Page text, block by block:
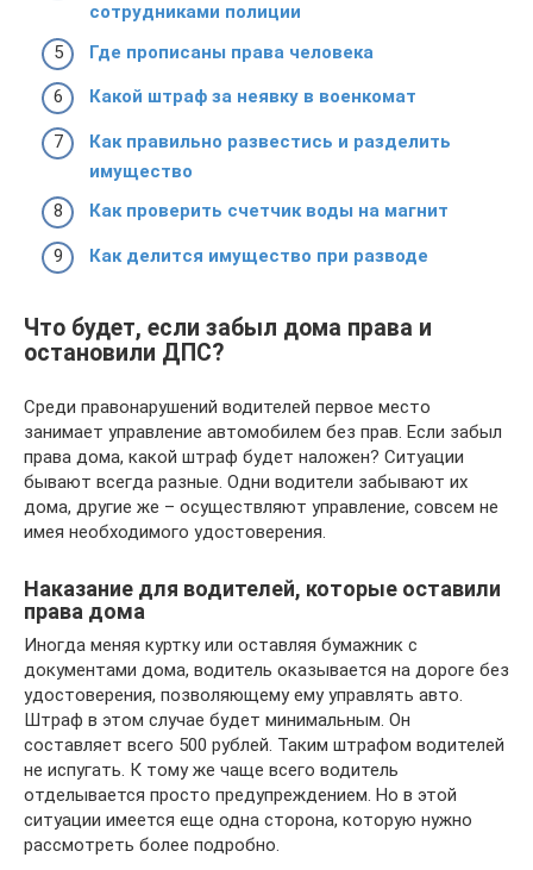
сотрудниками полиции
Где прописаны права человека
Какой штраф за неявку в военкомат
Как правильно развестись и разделить
имущество
Как проверить счетчик воды на магнит
Как делится имущество при разводе
Что будет, если забыл дома права и
остановили ДПС?
Среди правонарушений водителей первое место
занимает управление автомобилем без прав. Если забыл
права дома, какой штраф будет наложен? Ситуации
бывают всегда разные. Одни водители забывают их
дома, другие же – осуществляют управление, совсем не
имея необходимого удостоверения.
Наказание для водителей, которые оставили
права дома
Иногда меняя куртку или оставляя бумажник с
документами дома, водитель оказывается на дороге без
удостоверения, позволяющему ему управлять авто.
Штраф в этом случае будет минимальным. Он
составляет всего 500 рублей. Таким штрафом водителей
не испугать. К тому же чаще всего водитель
отделывается просто предупреждением. Но в этой
ситуации имеется еще одна сторона, которую нужно
рассмотреть более подробно.